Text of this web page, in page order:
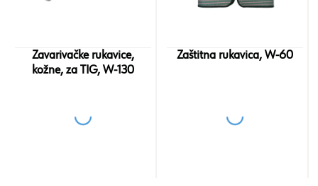
Zavarivačke rukavice,
kožne, za TIG, W-130
Zaštitna rukavica, W-60